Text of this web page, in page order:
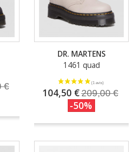
€
DR. MARTENS
1461 quad
104,50 €209,00 €
-50%